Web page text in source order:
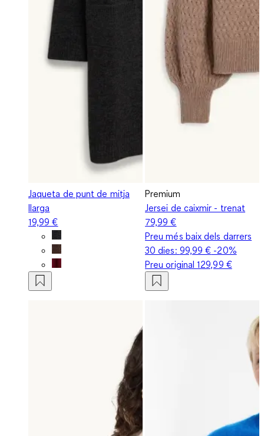
Jaqueta de punt de mitja
llarga
19,99 €
Premium
Jersei de caixmir - trenat
79,99 €
Preu més baix dels darrers
30 dies: 99,99 € -20%
Preu original129,99 €